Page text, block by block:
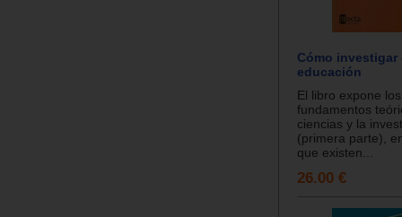
Cómo investigar
educación
El libro expone
fundamentos
ciencias y la
(primera parte),
que existen...
26.00 €